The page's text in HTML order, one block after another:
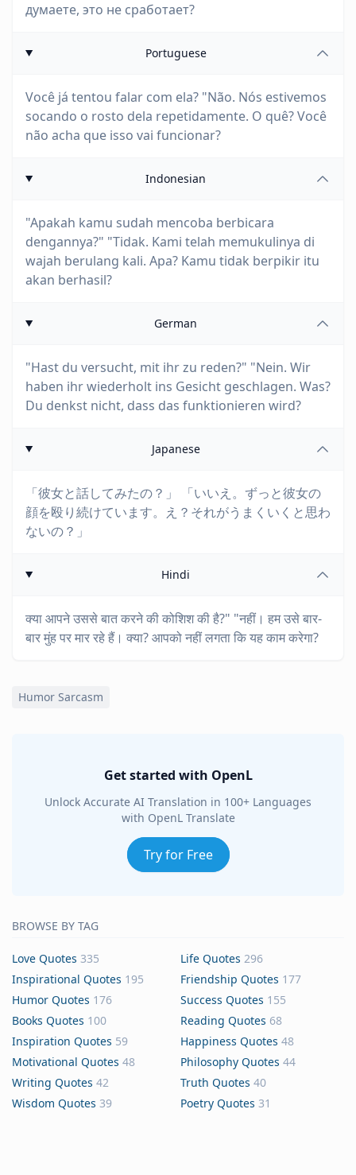
думаете, это не сработает?
Portuguese
Você já tentou falar com ela? "Não. Nós estivemos
socando o rosto dela repetidamente. O quê? Você
não acha que isso vai funcionar?
Indonesian
"Apakah kamu sudah mencoba berbicara
dengannya?" "Tidak. Kami telah memukulinya di
wajah berulang kali. Apa? Kamu tidak berpikir itu
akan berhasil?
German
"Hast du versucht, mit ihr zu reden?" "Nein. Wir
haben ihr wiederholt ins Gesicht geschlagen. Was?
Du denkst nicht, dass das funktionieren wird?
Japanese
「彼女と話してみたの？」 「いいえ。ずっと彼女の
顔を殴り続けています。え？それがうまくいくと思わ
ないの？」
Hindi
क्या आपने उससे बात करने की कोशिश की है?" "नहीं। हम उसे बार-
बार मुंह पर मार रहे हैं। क्या? आपको नहीं लगता कि यह काम करेगा?
Humor Sarcasm
Get started with OpenL
Unlock Accurate AI Translation in 100+ Languages
with OpenL Translate
Try for Free
BROWSE BY TAG
Love Quotes 335 Life Quotes 296
Inspirational Quotes 195 Friendship Quotes 177
Humor Quotes 176 Success Quotes 155
Books Quotes 100 Reading Quotes 68
Inspiration Quotes 59 Happiness Quotes 48
Motivational Quotes 48 Philosophy Quotes 44
Writing Quotes 42 Truth Quotes 40
Wisdom Quotes 39 Poetry Quotes 31